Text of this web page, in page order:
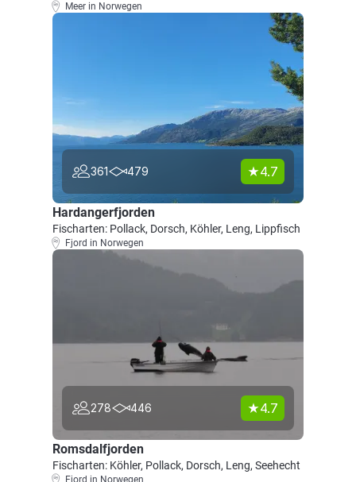
Meer in Norwegen
361 479 4.7
Hardangerfjorden
Fischarten: Pollack, Dorsch, Köhler, Leng, Lippfisch
Fjord in Norwegen
278 446 4.7
Romsdalfjorden
Fischarten: Köhler, Pollack, Dorsch, Leng, Seehecht
Fjord in Norwegen